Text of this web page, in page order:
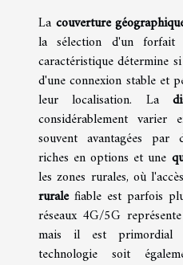
La couverture
la sélection d'un
caractéristique détermine
d'une connexion stable et
leur localisation. La
considérablement varier
souvent avantagées
riches en options et une
les zones rurales, où
ruralefiable est parfois
réseaux 4G/5G
mais il est primordial
technologie soit